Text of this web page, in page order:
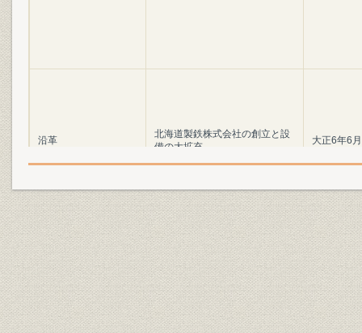
沿革
北海道製鉄株式会社の創立と設
備の大拡充
大正6年6
沿革;広報 苦難の道を越えて 大正8年~
施設 アムスラー万能試験機